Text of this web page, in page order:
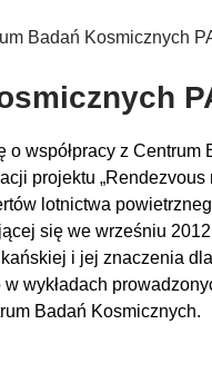
Badań Kosmicznych
o współpracy z Centrum
projektu
lotnictwa
się we wrześniu
i jej znaczenia
wykładach
Badań Kosmicznych.